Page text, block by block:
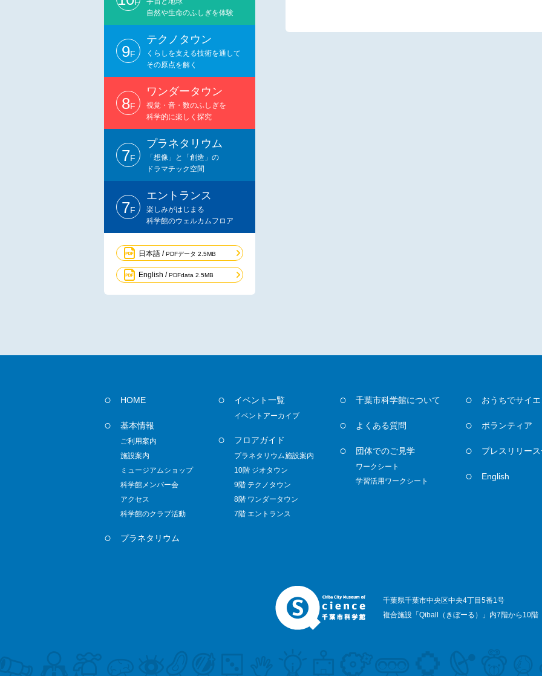
F
自然や生命のふしぎを体験
9F
テクノタウン
くらしを支える技術を通して
その原点を解く
8F
ワンダータウン
視覚・音・数のふしぎを
科学的に楽しく探究
7F
プラネタリウム
「想像」と「創造」の
ドラマチック空間
7F
エントランス
楽しみがはじまる
科学館のウェルカムフロア
日本語 /PDFデータ 2.5MB
English /PDFdata 2.5MB
HOME
基本情報
ご利用案内
施設案内
ミュージアムショップ
科学館メンバー会
アクセス
科学館のクラブ活動
プラネタリウム
イベント一覧
イベントアーカイブ
フロアガイド
プラネタリウム施設案内
10階 ジオタウン
9階 テクノタウン
8階 ワンダータウン
7階 エントランス
千葉市科学館について
よくある質問
団体でのご見学
ワークシート
学習活用ワークシート
おうちでサイエ
ボランティア
プレスリリー
English
千葉県千葉市中央区中央4丁目5番1号
複合施設「Qiball（きぼーる）」内7階から10階